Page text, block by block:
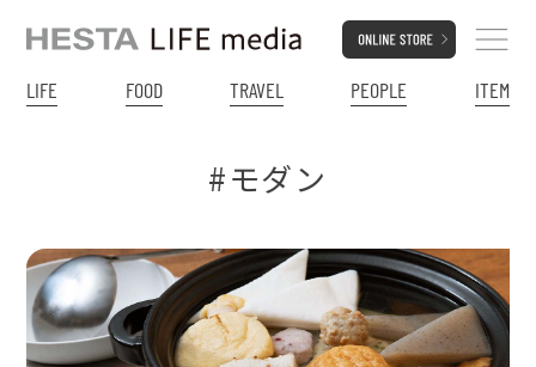
LIFE FOOD TRAVEL PEOPLE ITEM
#モダン